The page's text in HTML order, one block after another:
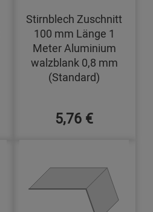
Stirnblech Zuschnitt
100 mm Länge 1
Meter Aluminium
walzblank 0,8 mm
(Standard)
5,76 €